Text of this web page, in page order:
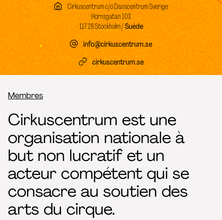
Cirkuscentrum c/o Danscentrum Sverige
Hornsgatan 103
117 28 Stockholm /Suède
info@cirkuscentrum.se
cirkuscentrum.se
Fil d’Ariane
Membres
Cirkuscentrum est une
organisation nationale à
but non lucratif et un
acteur compétent qui se
consacre au soutien des
arts du cirque.